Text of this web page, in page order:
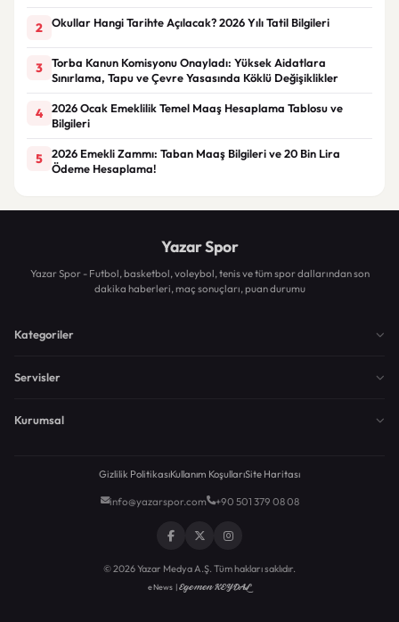
2 Okullar Hangi Tarihte Açılacak? 2026 Yılı Tatil Bilgileri
3
Torba Kanun Komisyonu Onayladı: Yüksek Aidatlara
Sınırlama, Tapu ve Çevre Yasasında Köklü Değişiklikler
4
2026 Ocak Emeklilik Temel Maaş Hesaplama Tablosu ve
Bilgileri
5
2026 Emekli Zammı: Taban Maaş Bilgileri ve 20 Bin Lira
Ödeme Hesaplama!
Yazar Spor
Yazar Spor - Futbol, basketbol, voleybol, tenis ve tüm spor dallarından son
dakika haberleri, maç sonuçları, puan durumu
Kategoriler
Servisler
Kurumsal
Gizlilik PolitikasıKullanım KoşullarıSite Haritası
info@yazarspor.com +90 501 379 08 08
© 2026 Yazar Medya A.Ş. Tüm hakları saklıdır.
eNews |Egemen KEYDAL